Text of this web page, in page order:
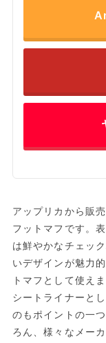
アップリカから販
フットマフです。
は鮮やかなチェッ
いデザインが魅力
トマフとして使え
シートライナーと
のもポイントの一
ろん、様々なメー